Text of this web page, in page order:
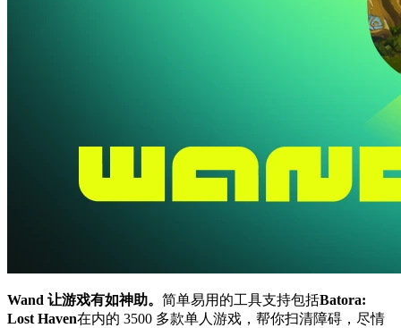
Wand 让游戏有如神助。 简单易用的工具支持包括Batora:
Lost Haven在内的 3500 多款单人游戏，帮你扫清障碍，尽情